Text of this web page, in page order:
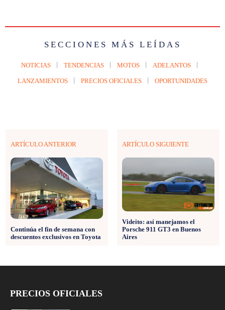
SECCIONES MÁS LEÍDAS
NOTICIAS TENDENCIAS MOTOS ADELANTOS
LANZAMIENTOS PRECIOS OFICIALES OPORTUNIDADES
ARTÍCULO ANTERIOR
Continúa el fin de semana con
descuentos exclusivos en Toyota
ARTÍCULO SIGUIENTE
Videito: así manejamos el
Porsche 911 GT3 en Buenos
Aires
PRECIOS OFICIALES